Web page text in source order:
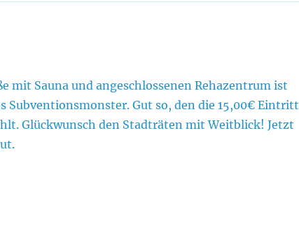
mit Sauna und angeschlossenen Rehazentrum ist
Subventionsmonster. Gut so, den die 15,00€ Eintritt
Glückwunsch den Stadträten mit Weitblick! Jetzt